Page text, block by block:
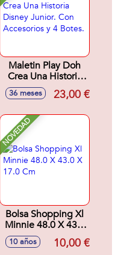
Maletin Play Doh
Crea Una Historia
Disney Junior. Con
Accesorios y 4
36 meses 23,00 €
NOVEDAD
Bolsa Shopping Xl
Minnie 48.0 X 43.0
X 17.0 Cm
10 años 10,00 €